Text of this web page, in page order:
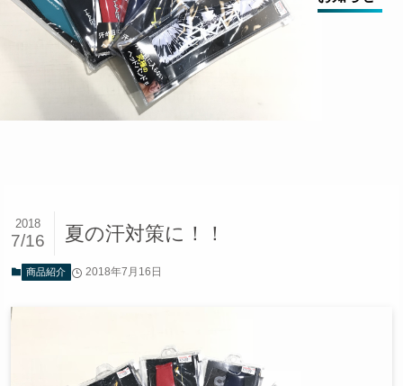
夏の汗対策に！！
2018
7/16
商品紹介 2018年7月16日